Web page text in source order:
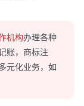
机构办理各种
账，商标注
元化业务，如